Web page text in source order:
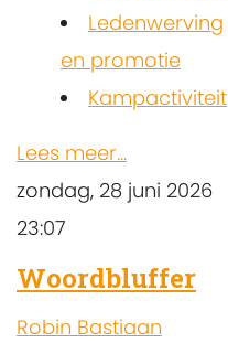
Ledenwerving
en promotie
Kampactiviteit
Lees meer...
zondag, 28 juni 2026
23:07
Woordbluffer
Robin Bastiaan